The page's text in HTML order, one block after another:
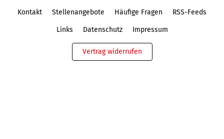
Kontakt Stellenangebote Häufige Fragen RSS-Feeds
Links Datenschutz Impressum
Vertrag widerrufen